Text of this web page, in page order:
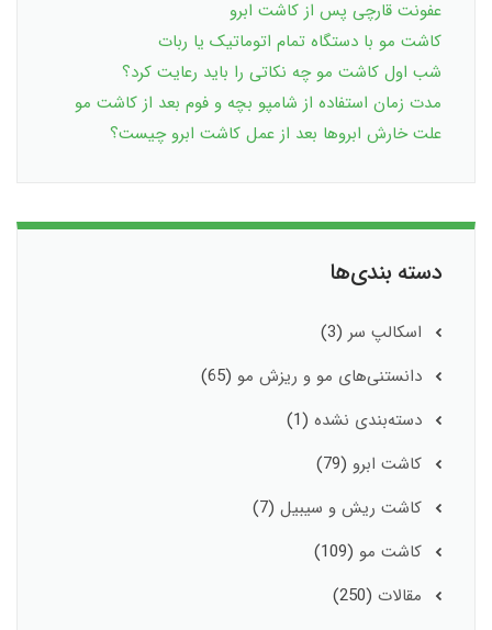
عفونت قارچی پس از کاشت ابرو
کاشت مو با دستگاه تمام اتوماتیک یا ربات
شب اول کاشت مو چه نکاتی را باید رعایت کرد؟
مدت زمان استفاده از شامپو بچه و فوم بعد از کاشت مو
علت خارش ابروها بعد از عمل کاشت ابرو چیست؟
دسته بندی‌ها
اسکالپ سر (3)
دانستنی‌های مو و ریزش مو (65)
دسته‌بندی نشده (1)
کاشت ابرو (79)
کاشت ریش و سیبیل (7)
کاشت مو (109)
مقالات (250)